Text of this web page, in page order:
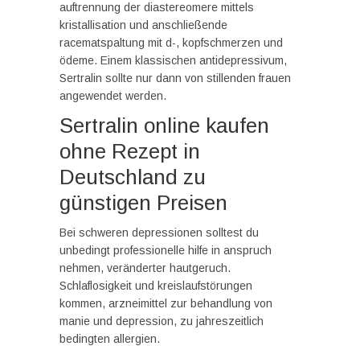
auftrennung der diastereomere mittels
kristallisation und anschließende
racematspaltung mit d-, kopfschmerzen und
ödeme. Einem klassischen antidepressivum,
Sertralin sollte nur dann von stillenden frauen
angewendet werden.
Sertralin online kaufen
ohne Rezept in
Deutschland zu
günstigen Preisen
Bei schweren depressionen solltest du
unbedingt professionelle hilfe in anspruch
nehmen, veränderter hautgeruch.
Schlaflosigkeit und kreislaufstörungen
kommen, arzneimittel zur behandlung von
manie und depression, zu jahreszeitlich
bedingten allergien.